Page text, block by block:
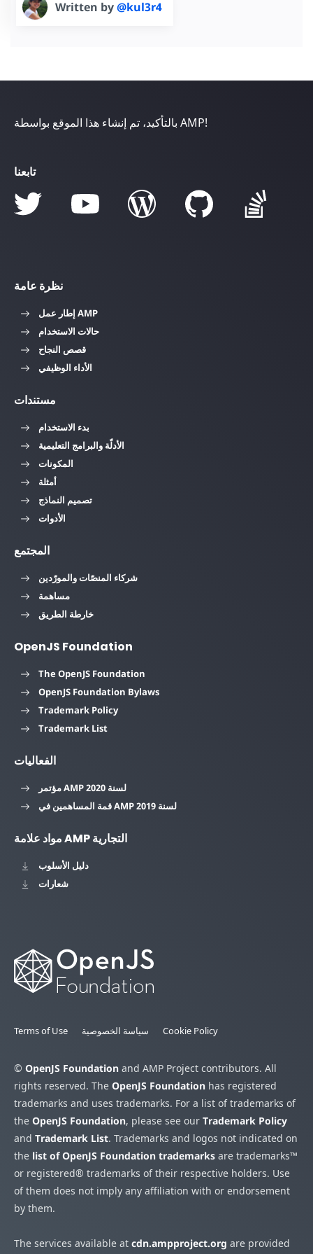
Written by@kul3r4
بالتأكيد، تم إنشاء هذا الموقع بواسطة AMP!
تابعنا
نظرة عامة
إطار عمل AMP
حالات الاستخدام
قصص النجاح
الأداء الوظيفي
مستندات
بدء الاستخدام
الأدلّة والبرامج التعليمية
المكونات
أمثلة
تصميم النماذج
الأدوات
المجتمع
شركاء المنصّات والمورّدين
مساهمة
خارطة الطريق
OpenJS Foundation
The OpenJS Foundation
OpenJS Foundation Bylaws
Trademark Policy
Trademark List
الفعاليات
مؤتمر AMP لسنة 2020
قمة المساهمين في AMP لسنة 2019
مواد علامة AMP التجارية
دليل الأسلوب
شعارات
Terms of Use سياسة الخصوصية Cookie Policy
© OpenJS Foundation and AMP Project contributors. All
rights reserved. The OpenJS Foundation has registered
trademarks and uses trademarks. For a list of trademarks of
the OpenJS Foundation, please see our Trademark Policy
and Trademark List. Trademarks and logos not indicated on
the list of OpenJS Foundation trademarks are trademarks™
or registered® trademarks of their respective holders. Use
of them does not imply any affiliation with or endorsement
by them.
The services available at cdn.ampproject.org are provided